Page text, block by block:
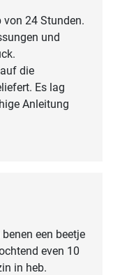
24 Stunden.
und
die
Es lag
Anleitung
een beetje
even 10
in heb.